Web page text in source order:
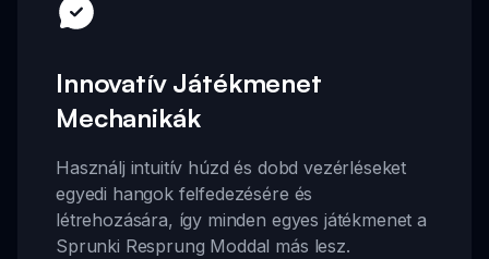
Innovatív Játékmenet
Mechanikák
Használj intuitív húzd és dobd vezérléseket
egyedi hangok felfedezésére és
létrehozására, így minden egyes játékmenet a
Sprunki Resprung Moddal más lesz.